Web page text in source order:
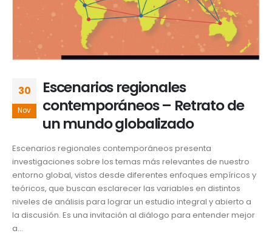
30
Nov
Escenarios regionales
contemporáneos – Retrato de
un mundo globalizado
Escenarios regionales contemporáneos presenta
investigaciones sobre los temas más relevantes de nuestro
entorno global, vistos desde diferentes enfoques empíricos y
teóricos, que buscan esclarecer las variables en distintos
niveles de análisis para lograr un estudio integral y abierto a
la discusión. Es una invitación al diálogo para entender mejor
a...